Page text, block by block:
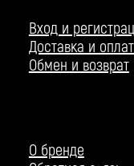
Вход и
Доставка и
Обмен и возврат
О бренде